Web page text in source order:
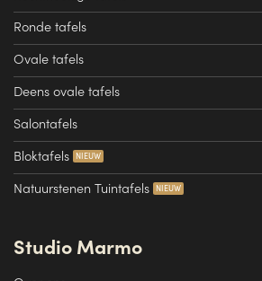
Ronde tafels
Ovale tafels
Deens ovale tafels
Salontafels
Bloktafels
Natuurstenen Tuintafels
Studio Marmo